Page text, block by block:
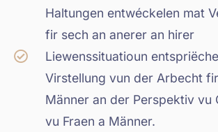
Haltungen entwéckelen mat
fir sech an anerer an hirer
Liewenssituatioun
Virstellung vun der Arbecht
Männer an der Perspektiv vu
vu Fraen a Männer.